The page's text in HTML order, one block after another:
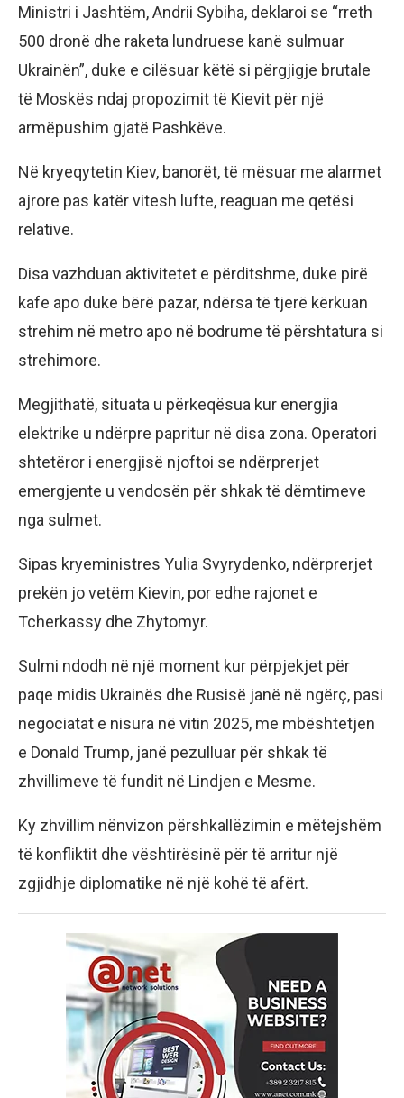
Ministri i Jashtëm, Andrii Sybiha, deklaroi se “rreth
500 dronë dhe raketa lundruese kanë sulmuar
Ukrainën”, duke e cilësuar këtë si përgjigje brutale
të Moskës ndaj propozimit të Kievit për një
armëpushim gjatë Pashkëve.
Në kryeqytetin Kiev, banorët, të mësuar me alarmet
ajrore pas katër vitesh lufte, reaguan me qetësi
relative.
Disa vazhduan aktivitetet e përditshme, duke pirë
kafe apo duke bërë pazar, ndërsa të tjerë kërkuan
strehim në metro apo në bodrume të përshtatura si
strehimore.
Megjithatë, situata u përkeqësua kur energjia
elektrike u ndërpre papritur në disa zona. Operatori
shtetëror i energjisë njoftoi se ndërprerjet
emergjente u vendosën për shkak të dëmtimeve
nga sulmet.
Sipas kryeministres Yulia Svyrydenko, ndërprerjet
prekën jo vetëm Kievin, por edhe rajonet e
Tcherkassy dhe Zhytomyr.
Sulmi ndodh në një moment kur përpjekjet për
paqe midis Ukrainës dhe Rusisë janë në ngërç, pasi
negociatat e nisura në vitin 2025, me mbështetjen
e Donald Trump, janë pezulluar për shkak të
zhvillimeve të fundit në Lindjen e Mesme.
Ky zhvillim nënvizon përshkallëzimin e mëtejshëm
të konfliktit dhe vështirësinë për të arritur një
zgjidhje diplomatike në një kohë të afërt.